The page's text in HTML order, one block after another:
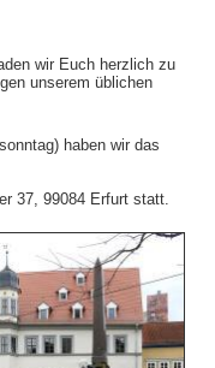
wir Euch herzlich zu
unserem üblichen
haben wir das
37, 99084 Erfurt statt.